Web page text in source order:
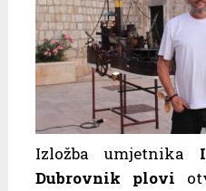
Izložba umjetnika
Dubrovnik plovi